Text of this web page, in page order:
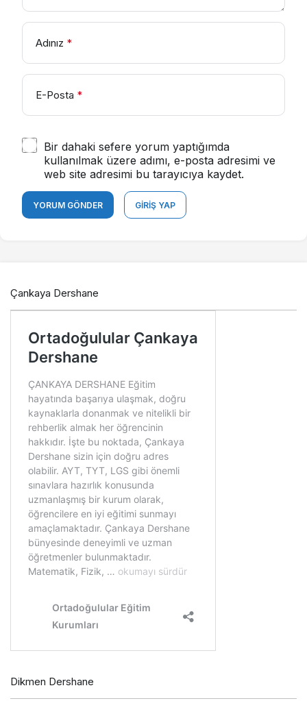
Adınız *
E-Posta *
Bir dahaki sefere yorum yaptığımda
kullanılmak üzere adımı, e-posta adresimi ve
web site adresimi bu tarayıcıya kaydet.
YORUM GÖNDER GIRIŞ YAP
Çankaya Dershane
Dikmen Dershane